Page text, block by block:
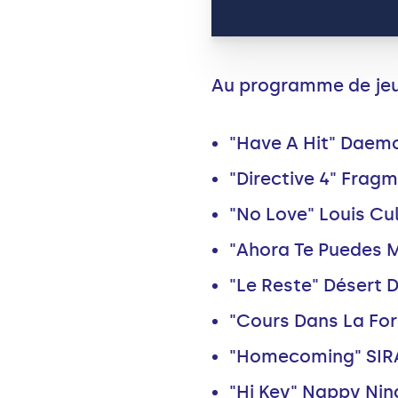
Au programme de
"Have A Hit"
"Directive 4"
"No Love" Louis
"Ahora Te Puedes
"Le Reste" Désert
"Cours Dans La
"Homecoming"
"Hi Key" Nappy